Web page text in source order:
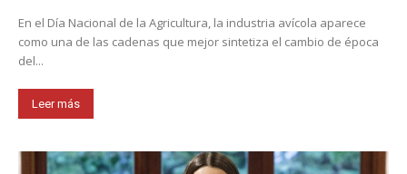
En el Día Nacional de la Agricultura, la industria avícola aparece
como una de las cadenas que mejor sintetiza el cambio de época
del...
Leer más